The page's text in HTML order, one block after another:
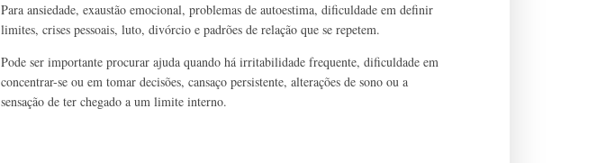
Para ansiedade, exaustão emocional, problemas de autoestima, dificuldade em definir
limites, crises pessoais, luto, divórcio e padrões de relação que se repetem.
Pode ser importante procurar ajuda quando há irritabilidade frequente, dificuldade em
concentrar-se ou em tomar decisões, cansaço persistente, alterações de sono ou a
sensação de ter chegado a um limite interno.